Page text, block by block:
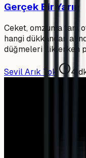
Gerçek Bir Yarın
Ceket, omzuma tam
hangi dükkandan
düğmeleri iliklerken
Sevil Arık Tok · 4